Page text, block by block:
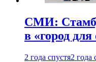
СМИ:
в «город
2 года спустя2 года